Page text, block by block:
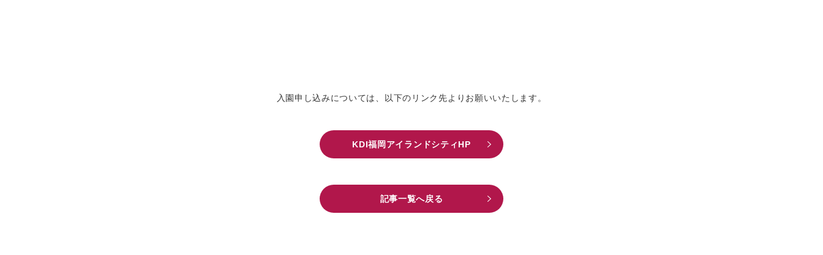
入園申し込みについては、以下のリンク先よりお願いいたします。
KDI福岡アイランドシティHP
記事一覧へ戻る